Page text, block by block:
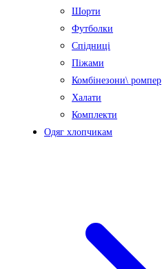
Шорти
Футболки
Спідниці
Піжами
Комбінезони\ ромпер
Халати
Комплекти
Одяг хлопчикам